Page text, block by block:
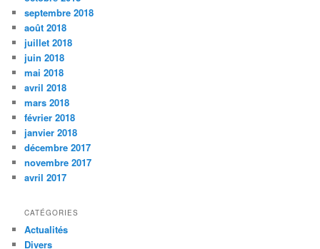
septembre 2018
août 2018
juillet 2018
juin 2018
mai 2018
avril 2018
mars 2018
février 2018
janvier 2018
décembre 2017
novembre 2017
avril 2017
CATÉGORIES
Actualités
Divers